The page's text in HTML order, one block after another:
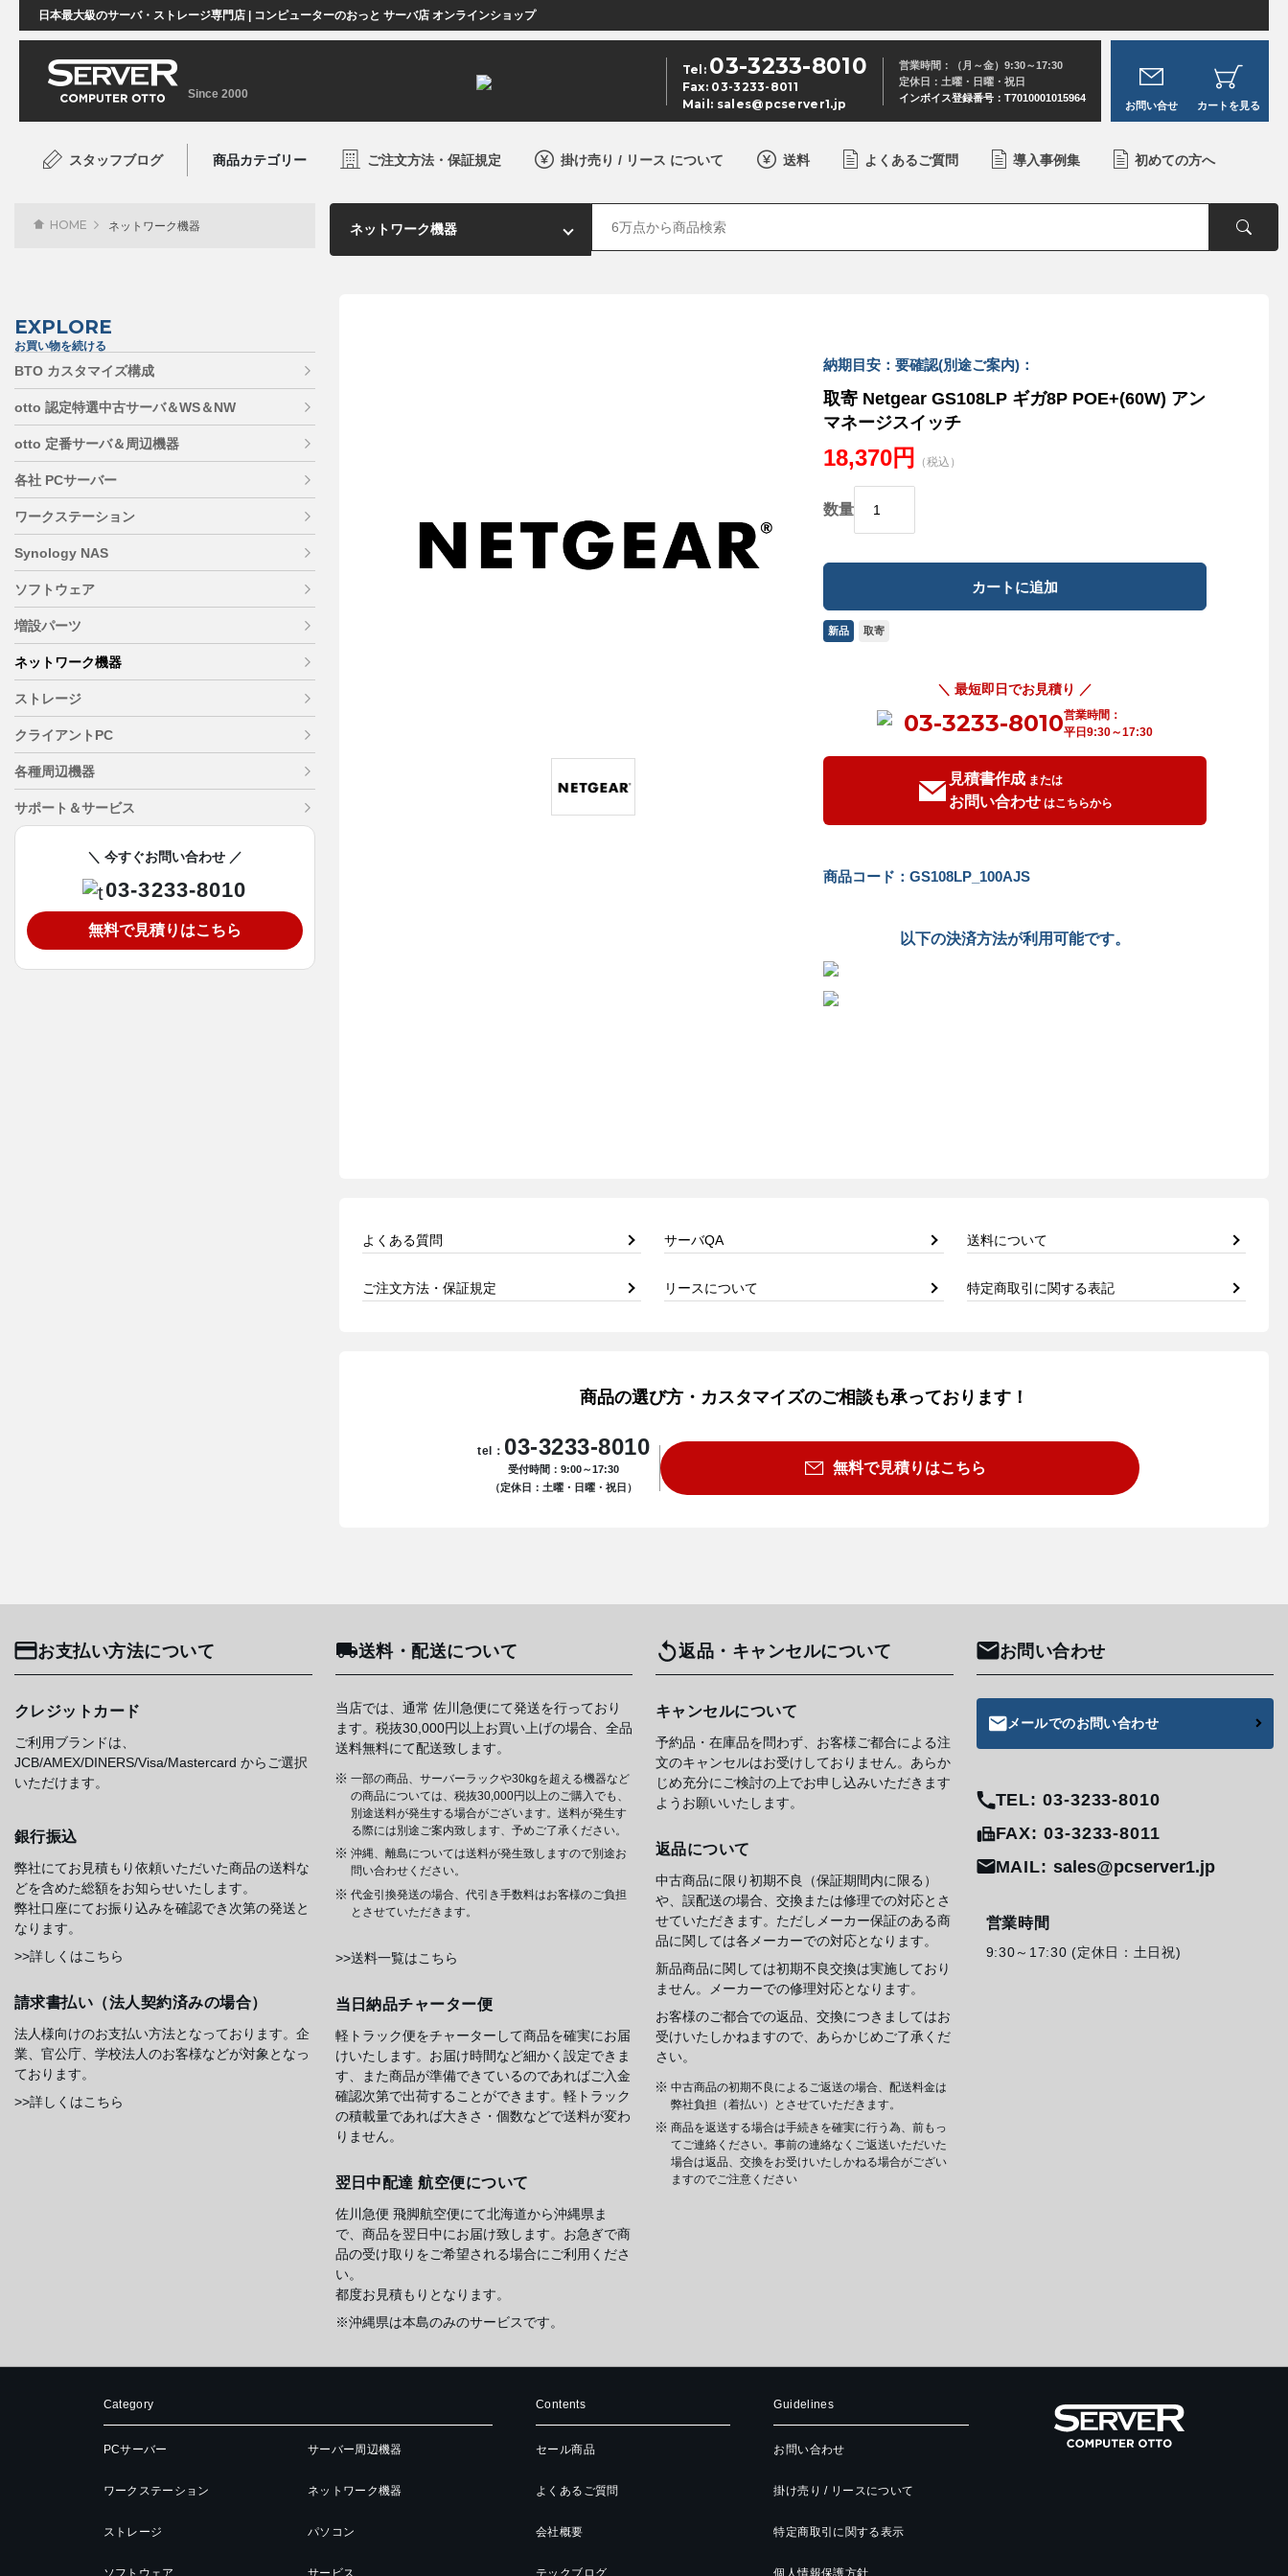
日本最大級のサーバ・ストレージ専門店 | コンピューターのおっと サーバ店 オンラインショップ
Since 2000
Tel: 03-3233-8010
Fax: 03-3233-8011
Mail: sales@pcserver1.jp
営業時間：（月～金）9:30～17:30
定休日：土曜・日曜・祝日
インボイス登録番号：T7010001015964
お問い合せ カートを見る
スタッフブログ 商品カテゴリー ご注文方法・保証規定 掛け売り / リース について 送料 よくあるご質問 導入事例集 初めての方へ
納期目安：要確認(別途ご案内)：
取寄 Netgear GS108LP ギガ8P POE+(60W) アン
マネージスイッチ
18,370円 （税込）
数量
新品 取寄
＼ 最短即日でお見積り ／
03-3233-8010営業時間：
平日9:30～17:30
見積書作成 または
お問い合わせ はこちらから
商品コード：GS108LP_100AJS
以下の決済方法が利用可能です。
よくある質問 サーバQA 送料について
ご注文方法・保証規定 リースについて 特定商取引に関する表記
商品の選び方・カスタマイズのご相談も承っております！
tel： 03-3233-8010
受付時間：9:00～17:30
（定休日：土曜・日曜・祝日）
無料で見積りはこちら
HOME ネットワーク機器
EXPLORE
お買い物を続ける
BTO カスタマイズ構成
otto 認定特選中古サーバ＆WS＆NW
otto 定番サーバ＆周辺機器
各社 PCサーバー
ワークステーション
Synology NAS
ソフトウェア
増設パーツ
ネットワーク機器
ストレージ
クライアントPC
各種周辺機器
サポート＆サービス
＼ 今すぐお問い合わせ ／
03-3233-8010
無料で見積りはこちら
お支払い方法について
クレジットカード
ご利用ブランドは、
JCB/AMEX/DINERS/Visa/Mastercard からご選択
いただけます。
銀行振込
弊社にてお見積もり依頼いただいた商品の送料な
どを含めた総額をお知らせいたします。
弊社口座にてお振り込みを確認でき次第の発送と
なります。
>>詳しくはこちら
請求書払い（法人契約済みの場合）
法人様向けのお支払い方法となっております。企
業、官公庁、学校法人のお客様などが対象となっ
ております。
>>詳しくはこちら
送料・配送について
当店では、通常 佐川急便にて発送を行っており
ます。税抜30,000円以上お買い上げの場合、全品
送料無料にて配送致します。
一部の商品、サーバーラックや30kgを超える機器など
の商品については、税抜30,000円以上のご購入でも、
別途送料が発生する場合がございます。送料が発生す
る際には別途ご案内致します、予めご了承ください。
沖縄、離島については送料が発生致しますので別途お
問い合わせください。
代金引換発送の場合、代引き手数料はお客様のご負担
とさせていただきます。
>>送料一覧はこちら
当日納品チャーター便
軽トラック便をチャーターして商品を確実にお届
けいたします。お届け時間など細かく設定できま
す、また商品が準備できているのであればご入金
確認次第で出荷することができます。軽トラック
の積載量であれば大きさ・個数などで送料が変わ
りません。
翌日中配達 航空便について
佐川急便 飛脚航空便にて北海道から沖縄県ま
で、商品を翌日中にお届け致します。お急ぎで商
品の受け取りをご希望される場合にご利用くださ
い。
都度お見積もりとなります。
※沖縄県は本島のみのサービスです。
返品・キャンセルについて
キャンセルについて
予約品・在庫品を問わず、お客様ご都合による注
文のキャンセルはお受けしておりません。あらか
じめ充分にご検討の上でお申し込みいただきます
ようお願いいたします。
返品について
中古商品に限り初期不良（保証期間内に限る）
や、誤配送の場合、交換または修理での対応とさ
せていただきます。ただしメーカー保証のある商
品に関しては各メーカーでの対応となります。
新品商品に関しては初期不良交換は実施しており
ません。メーカーでの修理対応となります。
お客様のご都合での返品、交換につきましてはお
受けいたしかねますので、あらかじめご了承くだ
さい。
中古商品の初期不良によるご返送の場合、配送料金は
弊社負担（着払い）とさせていただきます。
商品を返送する場合は手続きを確実に行う為、前もっ
てご連絡ください。事前の連絡なくご返送いただいた
場合は返品、交換をお受けいたしかねる場合がござい
ますのでご注意ください
お問い合わせ
メールでのお問い合わせ
TEL: 03-3233-8010
FAX: 03-3233-8011
MAIL: sales@pcserver1.jp
営業時間
9:30～17:30 (定休日：土日祝)
Category
PCサーバー
ワークステーション
ストレージ
ソフトウェア
サーバー周辺機器
ネットワーク機器
パソコン
サービス
Contents
セール商品
よくあるご質問
会社概要
テックブログ
Guidelines
お問い合わせ
掛け売り / リースについて
特定商取引に関する表示
個人情報保護方針